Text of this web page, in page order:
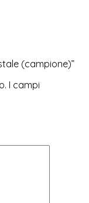
(campione)”
I campi